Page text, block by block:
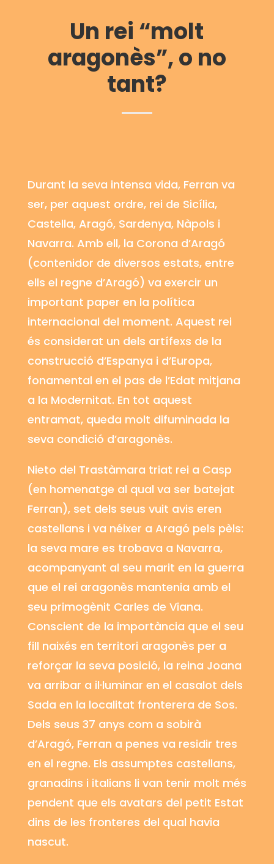
Un rei “molt
aragonès”, o no
tant?
Durant la seva intensa vida, Ferran va
ser, per aquest ordre, rei de Sicília,
Castella, Aragó, Sardenya, Nàpols i
Navarra. Amb ell, la Corona d’Aragó
(contenidor de diversos estats, entre
ells el regne d’Aragó) va exercir un
important paper en la política
internacional del moment. Aquest rei
és considerat un dels artífexs de la
construcció d’Espanya i d’Europa,
fonamental en el pas de l’Edat mitjana
a la Modernitat. En tot aquest
entramat, queda molt difuminada la
seva condició d’aragonès.
Nieto del Trastàmara triat rei a Casp
(en homenatge al qual va ser batejat
Ferran), set dels seus vuit avis eren
castellans i va néixer a Aragó pels pèls:
la seva mare es trobava a Navarra,
acompanyant al seu marit en la guerra
que el rei aragonès mantenia amb el
seu primogènit Carles de Viana.
Conscient de la importància que el seu
fill naixés en territori aragonès per a
reforçar la seva posició, la reina Joana
va arribar a il·luminar en el casalot dels
Sada en la localitat fronterera de Sos.
Dels seus 37 anys com a sobirà
d’Aragó, Ferran a penes va residir tres
en el regne. Els assumptes castellans,
granadins i italians li van tenir molt més
pendent que els avatars del petit Estat
dins de les fronteres del qual havia
nascut.